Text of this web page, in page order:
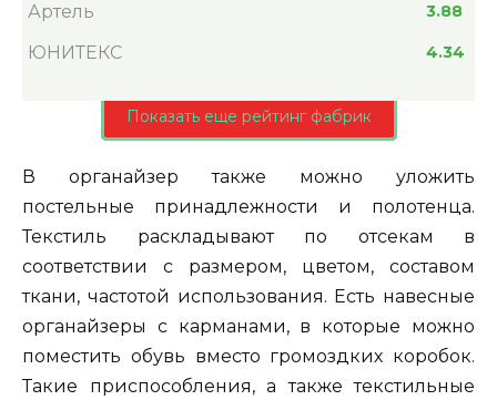
Артель 3.88
ЮНИТЕКС 4.34
Показать еще рейтинг фабрик
В органайзер также можно уложить
постельные принадлежности и полотенца.
Текстиль раскладывают по отсекам в
соответствии с размером, цветом, составом
ткани, частотой использования. Есть навесные
органайзеры с карманами, в которые можно
поместить обувь вместо громоздких коробок.
Такие приспособления, а также текстильные